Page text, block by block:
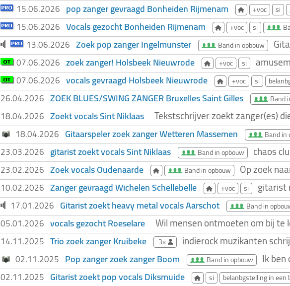
15.06.2026 pop zanger gevraagd Bonheiden Rijmenam +voc si
15.06.2026 Vocals gezocht Bonheiden Rijmenam +voc si
13.06.2026 Zoek pop zanger Ingelmunster Band in opbouw
07.06.2026 zoek zanger! Holsbeek Nieuwrode +voc si
07.06.2026 vocals gevraagd Holsbeek Nieuwrode +voc si
26.04.2026 ZOEK BLUES/SWING ZANGER Bruxelles Saint Gilles Band
18.04.2026 Zoekt vocals Sint Niklaas Tekstschrijver zoekt zanger(es)
18.04.2026 Gitaarspeler zoek zanger Wetteren Massemen Band in
23.03.2026 gitarist zoekt vocals Sint Niklaas Band in opbouw chaos
23.02.2026 Zoek vocals Oudenaarde Band in opbouw Op zoek
10.02.2026 Zanger gevraagd Wichelen Schellebelle +voc si gitarist
17.01.2026 Gitarist zoekt heavy metal vocals Aarschot Band in
05.01.2026 vocals gezocht Roeselare Wil mensen ontmoeten om bij te
14.11.2025 Trio zoek zanger Kruibeke 3× indierock muzikanten
02.11.2025 Pop zanger zoek zanger Boom Band in opbouw Ik
02.11.2025 Gitarist zoekt pop vocals Diksmuide si belanbgstelling in een